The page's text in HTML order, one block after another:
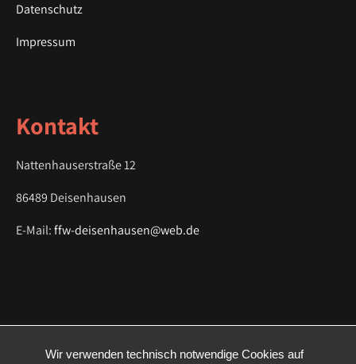
Datenschutz
Impressum
Kontakt
Nattenhauserstraße 12
86489 Deisenhausen
E-Mail:ffw-deisenhausen@web.de
Wir verwenden technisch notwendige Cookies auf